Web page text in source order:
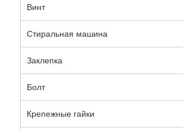
Винт
Стиральная машина
Заклепка
Болт
Крепежные гайки